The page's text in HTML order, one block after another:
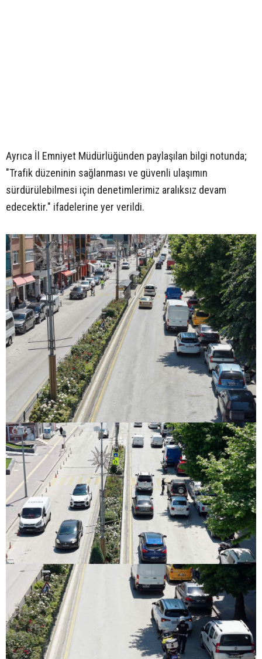
Ayrıca İl Emniyet Müdürlüğünden paylaşılan bilgi notunda;
"Trafik düzeninin sağlanması ve güvenli ulaşımın
sürdürülebilmesi için denetimlerimiz aralıksız devam
edecektir." ifadelerine yer verildi.